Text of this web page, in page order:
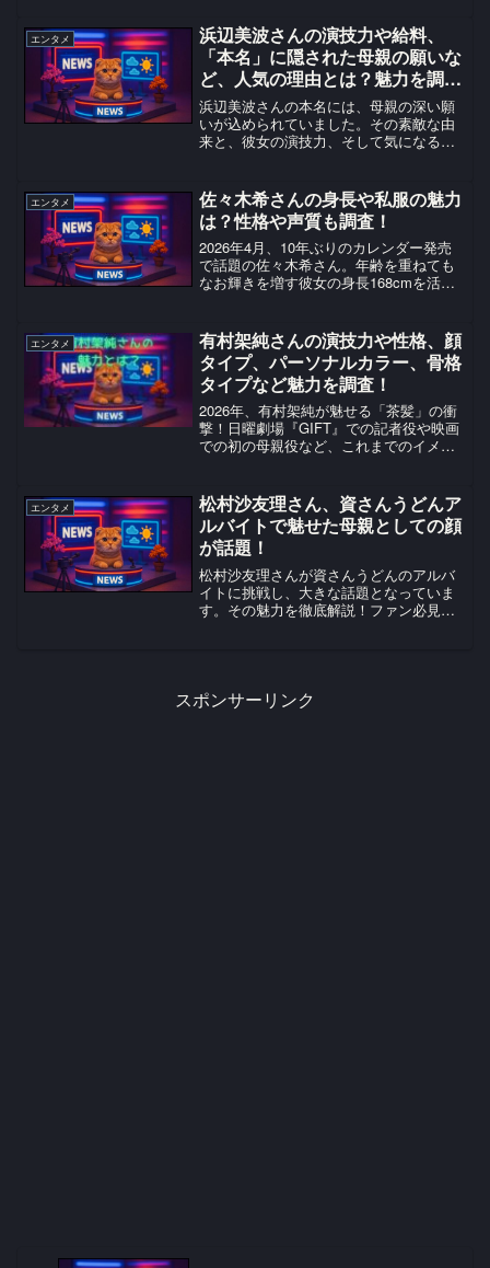
エンタメ
浜辺美波さんの演技力や給料、
「本名」に隠された母親の願いな
ど、人気の理由とは？魅力を調
査！
浜辺美波さんの本名には、母親の深い願
いが込められていました。その素敵な由
来と、彼女の演技力、そして気になる年
エンタメ
佐々木希さんの身長や私服の魅力
は？性格や声質も調査！
2026年4月、10年ぶりのカレンダー発売
で話題の佐々木希さん。年齢を重ねても
なお輝きを増す彼女の身長168cmを活か
エンタメ
有村架純さんの演技力や性格、顔
タイプ、パーソナルカラー、骨格
タイプなど魅力を調査！
2026年、有村架純が魅せる「茶髪」の衝
撃！日曜劇場『GIFT』での記者役や映画
での初の母親役など、これまでのイメー
エンタメ
松村沙友理さん、資さんうどんア
ルバイトで魅せた母親としての顔
が話題！
松村沙友理さんが資さんうどんのアルバ
イトに挑戦し、大きな話題となっていま
す。その魅力を徹底解説！ファン必見の
スポンサーリンク